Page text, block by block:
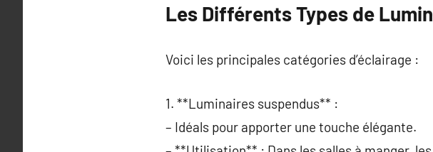
Les Différents Types de
Voici les principales catégories d’éclairage :
1. **Luminaires suspendus** :
– Idéals pour apporter une touche élégante.